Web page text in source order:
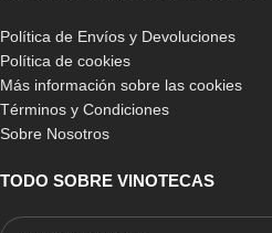
Política de Envíos y Devoluciones
Política de cookies
Más información sobre las cookies
Términos y Condiciones
Sobre Nosotros
TODO SOBRE VINOTECAS